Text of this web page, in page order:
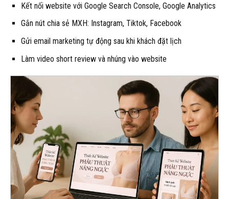
Kết nối website với Google Search Console, Google Analytics
Gắn nút chia sẻ MXH: Instagram, Tiktok, Facebook
Gửi email marketing tự động sau khi khách đặt lịch
Làm video short review và nhúng vào website